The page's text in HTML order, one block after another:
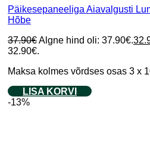
Päikesepaneeliga Aiavalgusti
Hõbe
37.90€Algne hind oli: 37.90€.
32.90€.
Maksa kolmes võrdses osas 3 x
LISA KORVI
-13%